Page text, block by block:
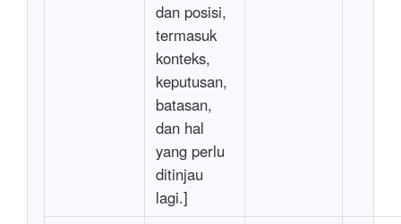
dan posisi,
termasuk
konteks,
keputusan,
batasan,
dan hal
yang perlu
ditinjau
lagi.]